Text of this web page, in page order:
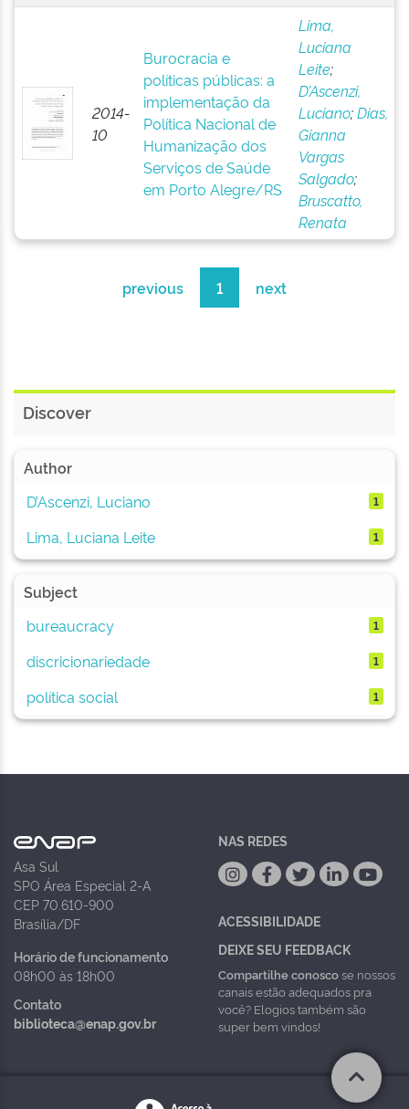
2014-
10
Burocracia e
políticas públicas: a
implementação da
Política Nacional de
Humanização dos
Serviços de Saúde
em Porto Alegre/RS
Lima,
Luciana
Leite;
D’Ascenzi,
Luciano;Dias,
Gianna
Vargas
Salgado;
Bruscatto,
Renata
previous 1 next
Discover
Author
D’Ascenzi, Luciano
1
Lima, Luciana Leite 1
Subject
bureaucracy
1
discricionariedade 1
política social 1
Asa Sul
SPO Área Especial 2-A
CEP 70.610-900
Brasília/DF
Horário de funcionamento
08h00 às 18h00
Contato
biblioteca@enap.gov.br
NAS REDES
ACESSIBILIDADE
DEIXE SEU FEEDBACK
Compartilhe conoscose nossos
canais estão adequados pra
você? Elogios também são
super bem vindos!